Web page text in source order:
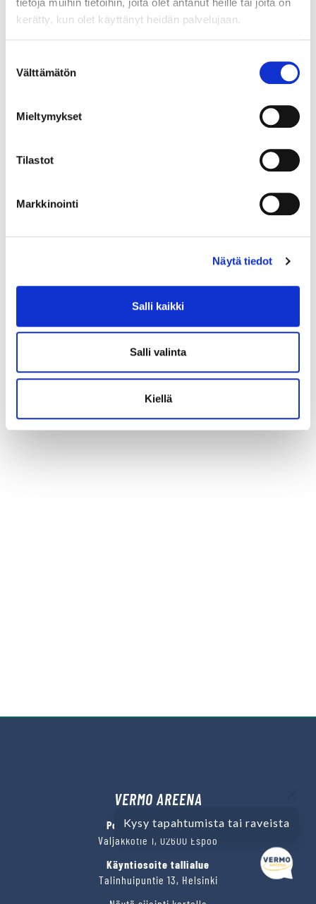
tietoja muihin tietoihin, joita olet antanut heille tai joita on
kerätty, kun olet käyttänyt heidän palvelujaan.
valinta
Välttämätön
Mieltymykset
Tilastot
Markkinointi
Näytä tiedot
Salli kaikki
Salli valinta
Kiellä
Kysy tapahtumista tai raveista
Maa (*):
Olen lukenut
VERMO AREENA
Posti- ja käyntiosoite
Valjakkotie 1, 02600 Espoo
Käyntiosoite tallialue
Talinhuipuntie 13, Helsinki